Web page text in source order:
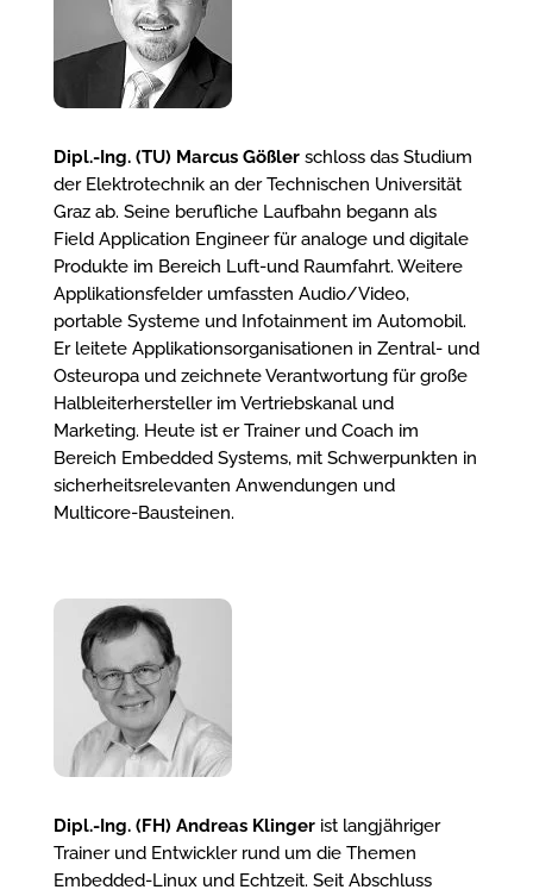
Dipl.-Ing. (TU) Marcus Gößlerschloss das Studium
der Elektrotechnik an der Technischen Universität
Graz ab. Seine berufliche Laufbahn begann als
Field Application Engineer für analoge und digitale
Produkte im Bereich Luft-und Raumfahrt. Weitere
Applikationsfelder umfassten Audio/Video,
portable Systeme und Infotainment im Automobil.
Er leitete Applikationsorganisationen in Zentral- und
Osteuropa und zeichnete Verantwortung für große
Halbleiterhersteller im Vertriebskanal und
Marketing. Heute ist er Trainer und Coach im
Bereich Embedded Systems, mit Schwerpunkten in
sicherheitsrelevanten Anwendungen und
Multicore-Bausteinen.
Dipl.-Ing. (FH) Andreas Klingerist langjähriger
Trainer und Entwickler rund um die Themen
Embedded-Linux und Echtzeit. Seit Abschluss